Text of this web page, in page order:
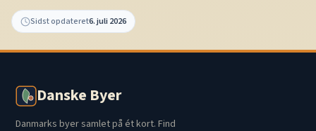
Sidst opdateret6. juli 2026
Danske Byer
Danmarks byer samlet på ét kort. Find